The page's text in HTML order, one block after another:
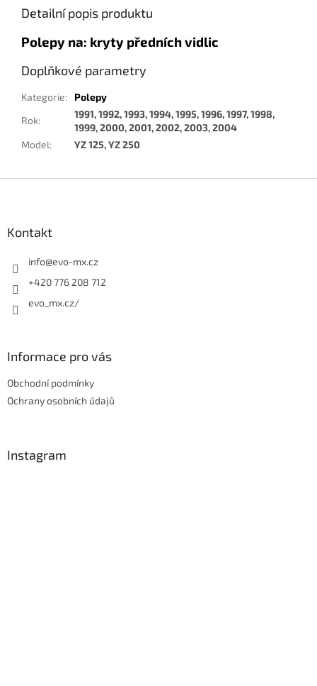
Detailní popis produktu
Polepy na: kryty předních vidlic
Doplňkové parametry
Kategorie:
Polepy
Rok:
1991, 1992, 1993, 1994, 1995, 1996, 1997, 1998,
1999, 2000, 2001, 2002, 2003, 2004
Model: YZ 125, YZ 250
Kontakt
info@evo-mx.cz
+420 776 208 712
evo_mx.cz/
Informace pro vás
Obchodní podmínky
Ochrany osobních údajů
Instagram